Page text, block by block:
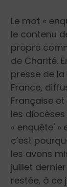
Le mot «
le contenu
propre
de Charité.
presse de
France,
Française
les
« enquête' »
c’est
les avons
juillet
restée, à ce